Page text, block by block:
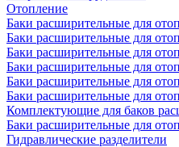
Отопление
Баки расширительные для
Баки расширительные для
Баки расширительные для
Баки расширительные для
Баки расширительные для
Баки расширительные для
Комплектующие для баков
Баки расширительные для
Гидравлические разделители